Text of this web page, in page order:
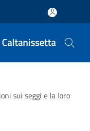
sui seggi e la loro